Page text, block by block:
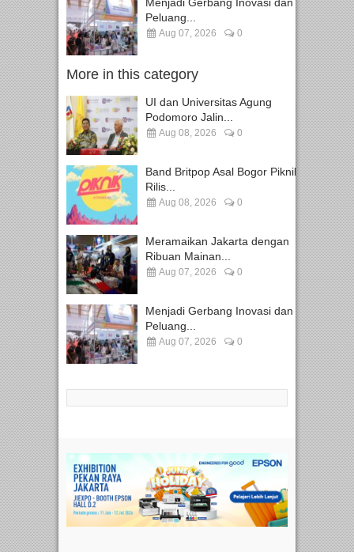
Peluang...
Aug 07, 2026 0
More in this category
UI dan Universitas Agung
Podomoro Jalin...
Aug 08, 2026 0
Band Britpop Asal Bogor Piknik
Rilis...
Aug 08, 2026 0
Meramaikan Jakarta dengan
Ribuan Mainan...
Aug 07, 2026 0
Menjadi Gerbang Inovasi dan
Peluang...
Aug 07, 2026 0